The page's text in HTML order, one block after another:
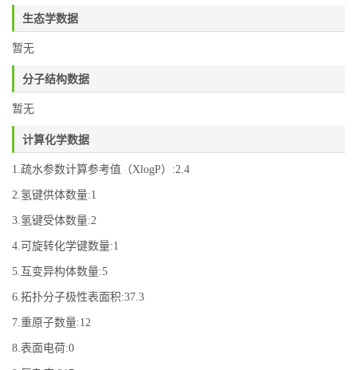
生态学数据
暂无
分子结构数据
暂无
计算化学数据
1.疏水参数计算参考值（XlogP）:2.4
2.氢键供体数量:1
3.氢键受体数量:2
4.可旋转化学键数量:1
5.互变异构体数量:5
6.拓扑分子极性表面积:37.3
7.重原子数量:12
8.表面电荷:0